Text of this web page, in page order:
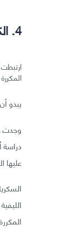
4. الكربوهيدرات المكررة:
يبدو
عليها